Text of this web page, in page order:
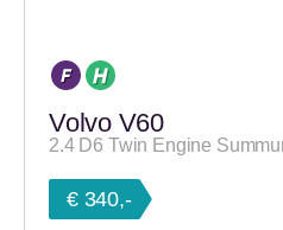
Volvo V60
2.4 D6 Twin Engine
€ 340,-